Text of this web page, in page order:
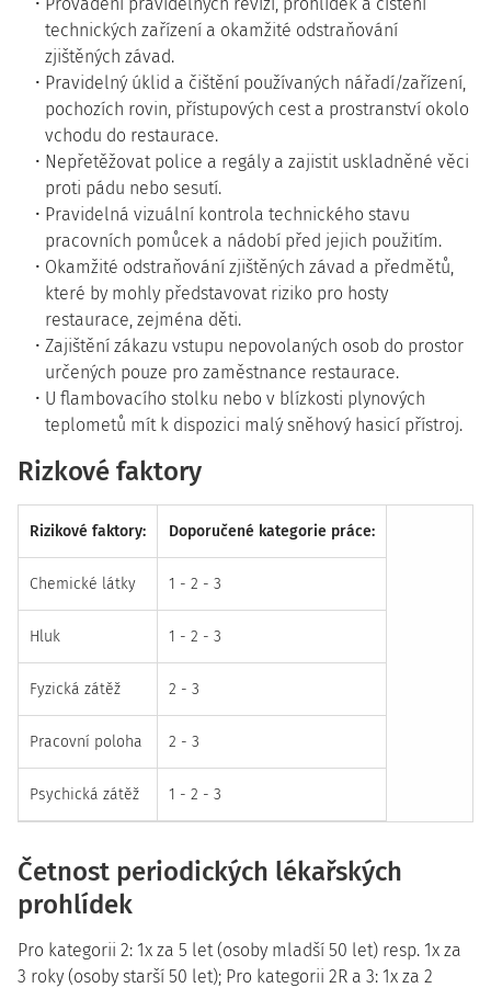
technických zařízení a okamžité odstraňování
zjištěných závad.
Pravidelný úklid a čištění používaných nářadí/zařízení,
pochozích rovin, přístupových cest a prostranství okolo
vchodu do restaurace.
Nepřetěžovat police a regály a zajistit uskladněné věci
proti pádu nebo sesutí.
Pravidelná vizuální kontrola technického stavu
pracovních pomůcek a nádobí před jejich použitím.
Okamžité odstraňování zjištěných závad a předmětů,
které by mohly představovat riziko pro hosty
restaurace, zejména děti.
Zajištění zákazu vstupu nepovolaných osob do prostor
určených pouze pro zaměstnance restaurace.
U flambovacího stolku nebo v blízkosti plynových
teplometů mít k dispozici malý sněhový hasicí přístroj.
Rizkové faktory
Rizikové faktory: Doporučené kategorie práce:
Chemické látky 1 - 2 - 3
Hluk 1 - 2 - 3
Fyzická zátěž 2 - 3
Pracovní poloha 2 - 3
Psychická zátěž 1 - 2 - 3
Četnost periodických lékařských
prohlídek
Pro kategorii 2: 1x za 5 let (osoby mladší 50 let) resp. 1x za
3 roky (osoby starší 50 let); Pro kategorii 2R a 3: 1x za 2